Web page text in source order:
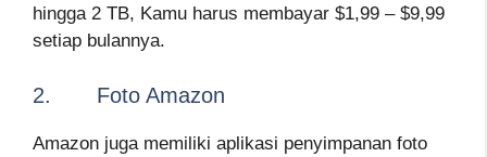
hingga 2 TB, Kamu harus membayar $1,99 – $9,99
setiap bulannya.
2. Foto Amazon
Amazon juga memiliki aplikasi penyimpanan foto